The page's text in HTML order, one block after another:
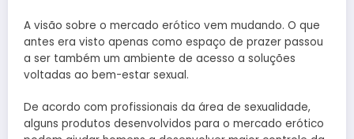
A visão sobre o mercado erótico vem mudando. O que
antes era visto apenas como espaço de prazer passou
a ser também um ambiente de acesso a soluções
voltadas ao bem-estar sexual.
De acordo com profissionais da área de sexualidade,
alguns produtos desenvolvidos para o mercado erótico